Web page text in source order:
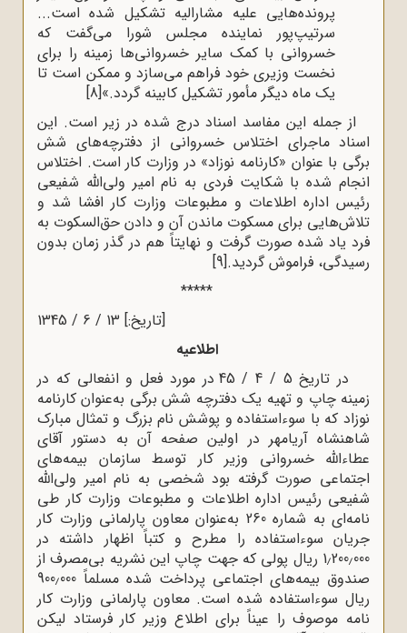
پرونده‌هایی علیه مشارالیه تشکیل شده است...
سرتیپ‌پور نماینده مجلس شورا می‌گفت که
خسروانی با کمک سایر خسروانی‌ها زمینه را برای
نخست وزیری خود فراهم می‌سازد و ممکن است تا
یک ماه دیگر مأمور تشکیل کابینه گردد.»[8]
از جمله این مفاسد اسناد درج شده در زیر است. این
اسناد ماجرای اختلاس خسروانی از دفترچه‌های شش
برگی با عنوان «کارنامه نوزاد» در وزارت کار است. اختلاس
انجام شده با شکایت فردی به نام امیر ولی‌الله شفیعی
رئیس اداره اطلاعات و مطبوعات وزارت کار افشا شد و
تلاش‌هایی برای مسکوت ماندن آن و دادن حق‌السکوت به
فرد یاد شده صورت گرفت و نهایتاً هم در گذر زمان بدون
رسیدگی، فراموش گردید.[9]
*****
[تاریخ:] 13 / 6 / 1345
اطلاعیه
در تاریخ 5 / 4 / 45 در مورد فعل و انفعالی که در
زمینه چاپ و تهیه یک دفترچه شش برگی به‌عنوان کارنامه
نوزاد که با سوءاستفاده و پوشش نام بزرگ و تمثال مبارک
شاهنشاه آریامهر در اولین صفحه آن به دستور آقای
عطاءالله خسروانی وزیر کار توسط سازمان بیمه‌های
اجتماعی صورت گرفته بود شخصی به نام امیر ولی‌الله
شفیعی رئیس اداره اطلاعات و مطبوعات وزارت کار طی
نامه‌ای به شماره 260 به‌عنوان معاون پارلمانی وزارت کار
جریان سوءاستفاده را مطرح و کتباً اظهار داشته در
1٫200٫000 ریال پولی که جهت چاپ این نشریه بی‌مصرف از
صندوق بیمه‌های اجتماعی پرداخت شده مسلماً 900٫000
ریال سوءاستفاده شده است. معاون پارلمانی وزارت کار
نامه موصوف را عیناً برای اطلاع وزیر کار فرستاد لیکن